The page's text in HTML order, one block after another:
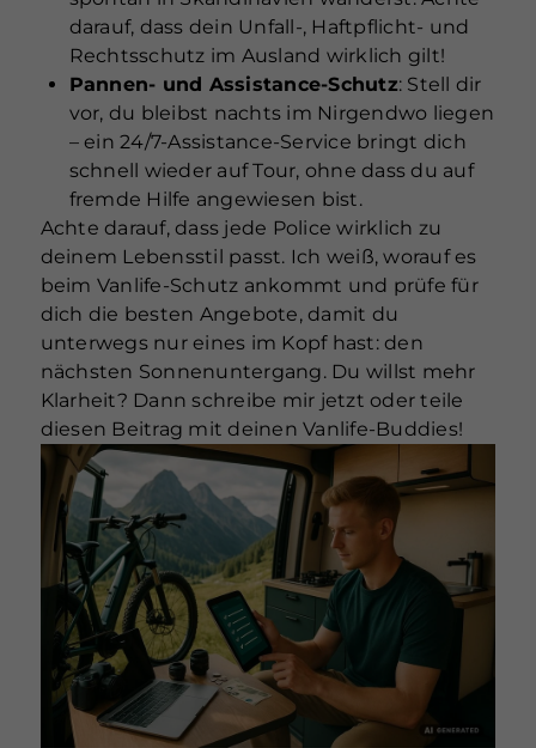
darauf, dass dein Unfall-, Haftpflicht- und
Rechtsschutz im Ausland wirklich gilt!
Pannen- und Assistance-Schutz: Stell dir
vor, du bleibst nachts im Nirgendwo liegen
– ein 24/7-Assistance-Service bringt dich
schnell wieder auf Tour, ohne dass du auf
fremde Hilfe angewiesen bist.
Achte darauf, dass jede Police wirklich zu
deinem Lebensstil passt. Ich weiß, worauf es
beim Vanlife-Schutz ankommt und prüfe für
dich die besten Angebote, damit du
unterwegs nur eines im Kopf hast: den
nächsten Sonnenuntergang. Du willst mehr
Klarheit? Dann schreibe mir jetzt oder teile
diesen Beitrag mit deinen Vanlife-Buddies!